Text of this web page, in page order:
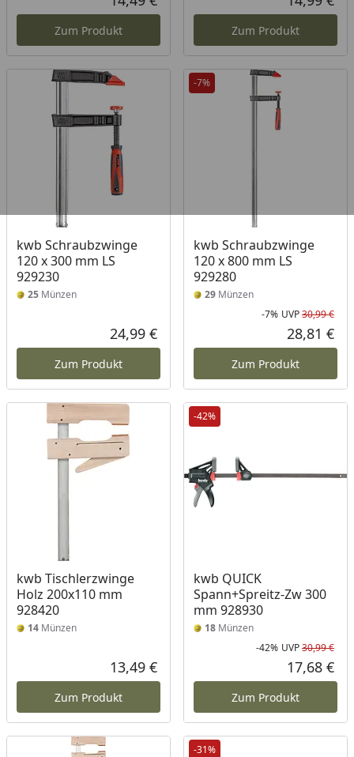
Aktueller Preis
Zum Produkt Zum Produkt
kwb Schraubzwinge
120 x 300 mm LS
929230
25 Münzen
Aktueller Preis
24,99 €
Zum Produkt
-7%
kwb Schraubzwinge
120 x 800 mm LS
929280
29Münzen
-7% UVP30,99 €
28,81 €
Zum Produkt
kwb Tischlerzwinge
Holz 200x110 mm
928420
14 Münzen
Aktueller Preis
13,49 €
Zum Produkt
-42%
kwb QUICK
Spann+Spreitz-Zw 300
mm 928930
18Münzen
-42% UVP30,99 €
17,68 €
Zum Produkt
-31%